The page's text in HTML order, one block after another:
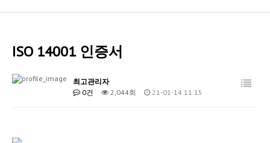
보안서비스
IoT 서비스
고객센터
ISO 14001 인증서
최고관리자
0건
2,044회 21-01-14 11:15